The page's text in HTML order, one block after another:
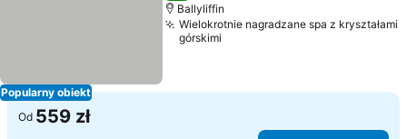
Popularny obiekt
Ballyliffin
Wielokrotnie nagradzane spa z kryształami
górskimi
Od 559 zł